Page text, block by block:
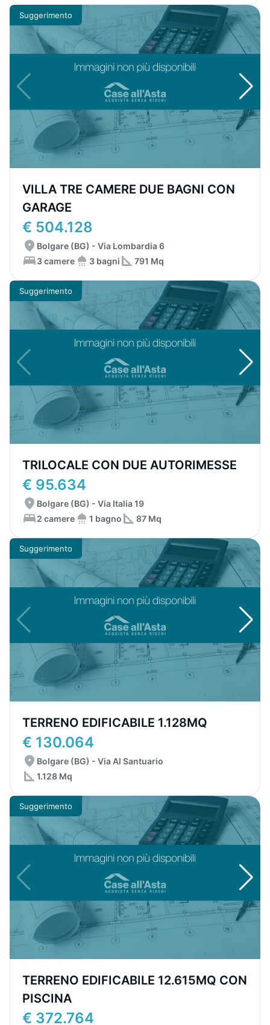
Suggerimento
VILLA TRE CAMERE DUE BAGNI CON
GARAGE
€ 504.128
Bolgare (BG) - Via Lombardia 6
3 camere
3 bagni 791 Mq
Suggerimento
TRILOCALE CON DUE AUTORIMESSE
€ 95.634
Bolgare (BG) - Via Italia 19
2 camere
1 bagno 87 Mq
Suggerimento
TERRENO EDIFICABILE 1.128MQ
€ 130.064
Bolgare (BG) - Via Al Santuario
1.128 Mq
Suggerimento
TERRENO EDIFICABILE 12.615MQ CON
PISCINA
€ 372.764